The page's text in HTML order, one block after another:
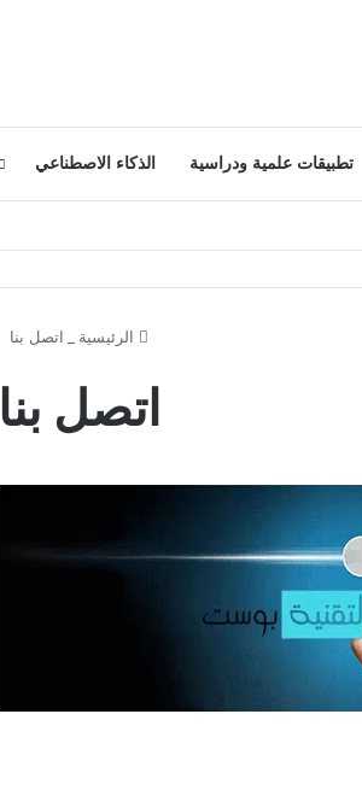
تطبيقات علمية ودراسية الذكاء الاصطناعي
الرئيسية اتصل بنا
اتصل بنا